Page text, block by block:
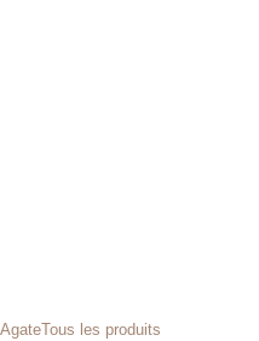
AgateTous les produits